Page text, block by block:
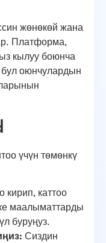
жөнөкөй жана
Платформа,
кылуу боюнча
бул оюнчулардын
үчүн төмөнкү
кирип, каттоо
маалыматтарды
буруңуз.
Сиздин